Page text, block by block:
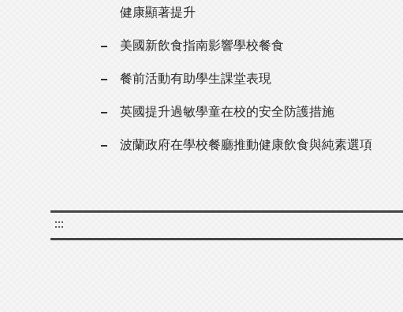
健康顯著提升
美國新飲食指南影響學校餐食
餐前活動有助學生課堂表現
英國提升過敏學童在校的安全防護措施
波蘭政府在學校餐廳推動健康飲食與純素選項
:::